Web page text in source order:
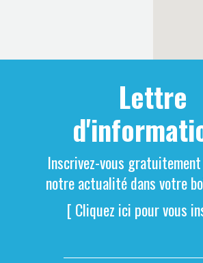
Lettre
Inscrivez-vous
notre actualité dans votre
[ Cliquez ici pour vous